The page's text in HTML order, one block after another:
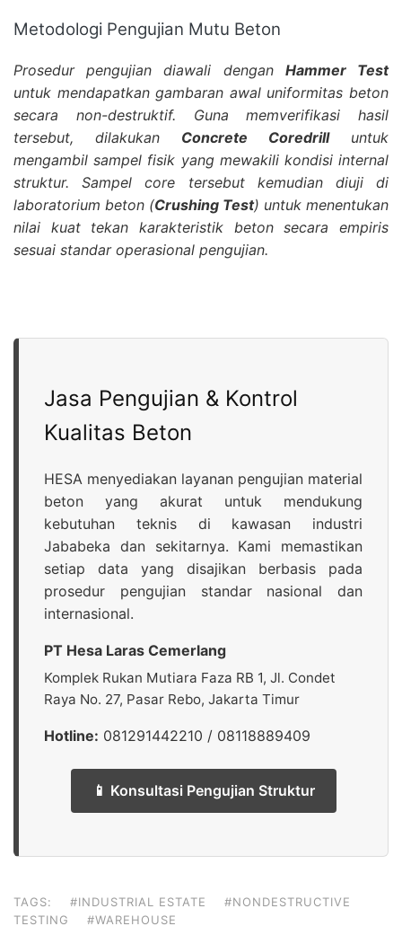
Metodologi Pengujian Mutu Beton
Prosedur pengujian diawali dengan Hammer Test
untuk mendapatkan gambaran awal uniformitas beton
secara non-destruktif. Guna memverifikasi hasil
tersebut, dilakukan Concrete Coredrilluntuk
mengambil sampel fisik yang mewakili kondisi internal
struktur. Sampel core tersebut kemudian diuji di
laboratorium beton (Crushing Test) untuk menentukan
nilai kuat tekan karakteristik beton secara empiris
sesuai standar operasional pengujian.
Jasa Pengujian & Kontrol
Kualitas Beton
HESA menyediakan layanan pengujian material
beton yang akurat untuk mendukung
kebutuhan teknis di kawasan industri
Jababeka dan sekitarnya. Kami memastikan
setiap data yang disajikan berbasis pada
prosedur pengujian standar nasional dan
internasional.
PT Hesa Laras Cemerlang
Komplek Rukan Mutiara Faza RB 1, Jl. Condet
Raya No. 27, Pasar Rebo, Jakarta Timur
Hotline: 081291442210 / 08118889409
📱 Konsultasi Pengujian Struktur
TAGS: #INDUSTRIAL ESTATE
#NONDESTRUCTIVE
TESTING
#WAREHOUSE